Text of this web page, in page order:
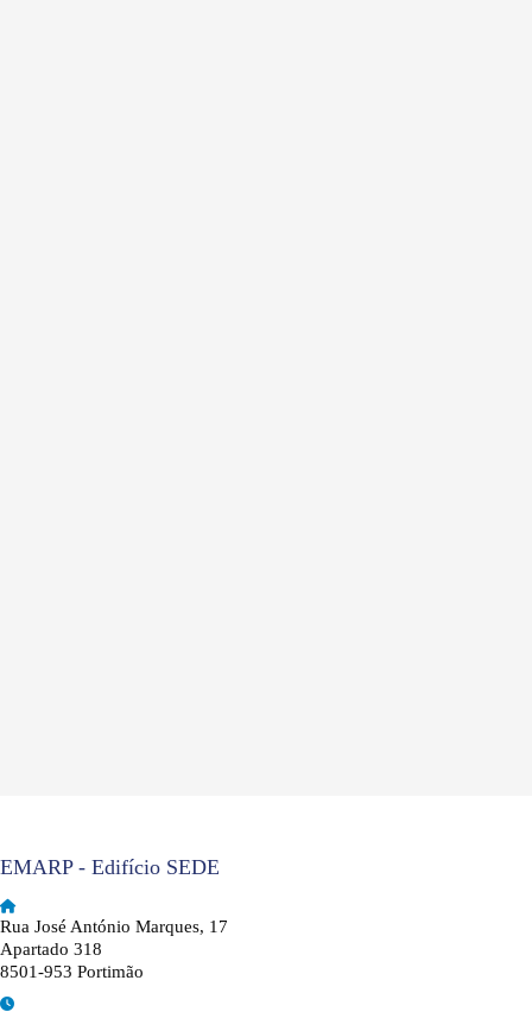
EMARP - Edifício SEDE
Rua José António Marques, 17
Apartado 318
8501-953 Portimão